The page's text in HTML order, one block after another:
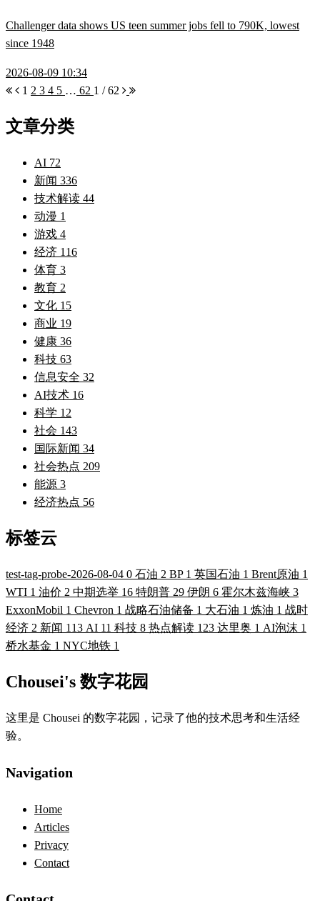
Challenger data shows US teen summer jobs fell to 790K, lowest
since 1948
2026-08-09 10:34
1 2 3 4 5 … 62 1 / 62
文章分类
AI 72
新闻 336
技术解读 44
动漫 1
游戏 4
经济 116
体育 3
教育 2
文化 15
商业 19
健康 36
科技 63
信息安全 32
AI技术 16
科学 12
社会 143
国际新闻 34
社会热点 209
能源 3
经济热点 56
标签云
test-tag-probe-2026-08-04 0 石油 2 BP 1 英国石油 1 Brent原油 1
WTI 1 油价 2 中期选举 16 特朗普 29 伊朗 6 霍尔木兹海峡 3
ExxonMobil 1 Chevron 1 战略石油储备 1 大石油 1 炼油 1 战时
经济 2 新闻 113 AI 11 科技 8 热点解读 123 达里奥 1 AI泡沫 1
桥水基金 1 NYC地铁 1
Chousei's 数字花园
这里是 Chousei 的数字花园，记录了他的技术思考和生活经
验。
Navigation
Home
Articles
Privacy
Contact